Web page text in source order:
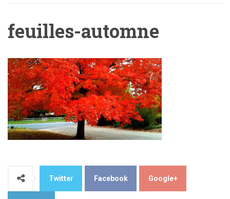
feuilles-automne
Twitter Facebook Google+